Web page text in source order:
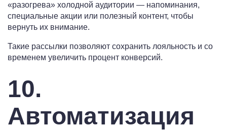
«разогрева» холодной аудитории — напоминания,
специальные акции или полезный контент, чтобы
вернуть их внимание.
Такие рассылки позволяют сохранить лояльность и со
временем увеличить процент конверсий.
10.
Автоматизация